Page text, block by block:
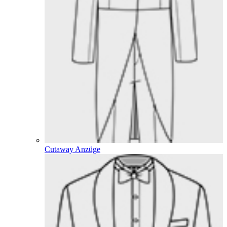
Cutaway Anzüge